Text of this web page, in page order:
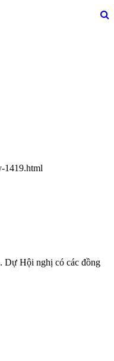
1419.html
Dự Hội nghị có các đồng